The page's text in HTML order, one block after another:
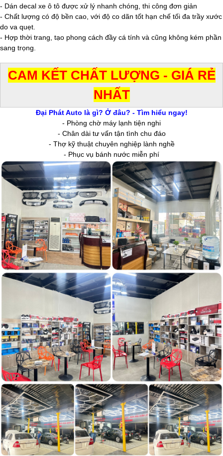
- Dán decal xe ô tô được xử lý nhanh chóng, thi công đơn giản
- Chất lượng có độ bền cao, với độ co dãn tốt hạn chế tối đa trầy xước
do va quẹt.
- Hợp thời trang, tạo phong cách đầy cá tính và cũng không kém phần
sang trọng.
CAM KẾT CHẤT LƯỢNG - GIÁ RẺ
NHẤT
Đại Phát Auto là gì? Ở đâu? - Tìm hiểu ngay!
- Phòng chờ máy lạnh tiện nghi
- Chân dài tư vấn tận tình chu đáo
- Thợ kỹ thuật chuyên nghiệp lành nghề
- Phục vụ bánh nước miễn phí